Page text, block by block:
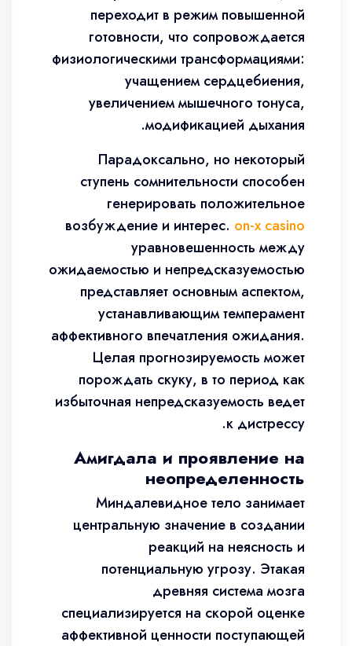
переходит в режим повышенной
готовности, что сопровождается
физиологическими трансформациями:
учащением сердцебиения,
увеличением мышечного тонуса,
модификацией дыхания.
Парадоксально, но некоторый
ступень сомнительности способен
генерировать положительное
возбуждение и интерес. on-x casino
уравновешенность между
ожидаемостью и непредсказуемостью
представляет основным аспектом,
устанавливающим темперамент
аффективного впечатления ожидания.
Целая прогнозируемость может
порождать скуку, в то период как
избыточная непредсказуемость ведет
к дистрессу.
Амигдала и проявление на
неопределенность
Миндалевидное тело занимает
центральную значение в создании
реакций на неясность и
потенциальную угрозу. Этакая
древняя система мозга
специализируется на скорой оценке
аффективной ценности поступающей